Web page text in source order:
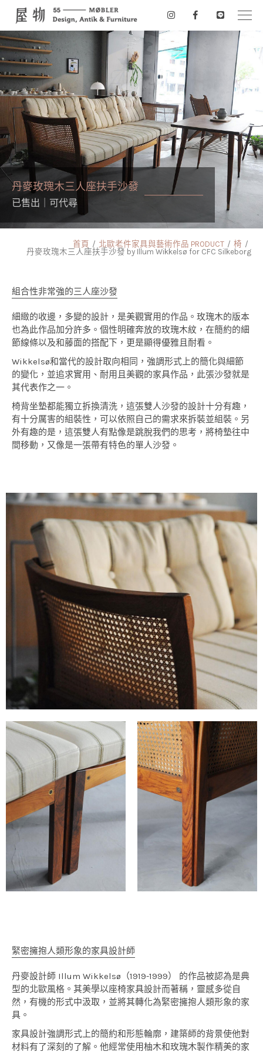
丹麥玫瑰木三人座扶手沙發
已售出｜可代尋
首頁 北歐老件家具與藝術作品 PRODUCT
椅
丹麥玫瑰木三人座扶手沙發 by Illum Wikkelsø for CFC Silkeborg
組合性非常強的三人座沙發
細緻的收邊，多變的設計，是美觀實用的作品。玫瑰木的版本
也為此作品加分許多。個性明確奔放的玫瑰木紋，在簡約的細
節線條以及和藤面的搭配下，更是顯得優雅且耐看。
Wikkelsø和當代的設計取向相同，強調形式上的簡化與細節
的變化，並追求實用、耐用且美觀的家具作品，此張沙發就是
其代表作之一。
椅背坐墊都能獨立拆換清洗，這張雙人沙發的設計十分有趣，
有十分厲害的組裝性，可以依照自己的需求來拆裝並組裝。另
外有趣的是，這張雙人有點像是跳脫我們的思考，將椅墊往中
間移動，又像是一張帶有特色的單人沙發。
緊密擁抱人類形象的家具設計師
丹麥設計師 Illum Wikkelsø（1919-1999） 的作品被認為是典
型的北歐風格。其美學以座椅家具設計而著稱，靈感多從自
然，有機的形式中汲取，並將其轉化為緊密擁抱人類形象的家
具。
家具設計強調形式上的簡約和形態輪廓，建築師的背景使他對
材料有了深刻的了解。他經常使用柚木和玫瑰木製作精美的家